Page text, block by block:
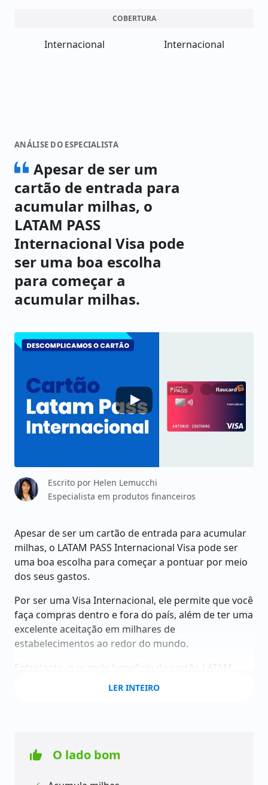
COBERTURA
Internacional Internacional
ANÁLISE DO ESPECIALISTA
Apesar de ser um
cartão de entrada para
acumular milhas, o
LATAM PASS
Internacional Visa pode
ser uma boa escolha
para começar a
acumular milhas.
Escrito por Helen Lemucchi
Especialista em produtos financeiros
Apesar de ser um cartão de entrada para acumular
milhas, o LATAM PASS Internacional Visa pode ser
uma boa escolha para começar a pontuar por meio
dos seus gastos.
Por ser uma Visa Internacional, ele permite que você
faça compras dentro e fora do país, além de ter uma
excelente aceitação em milhares de
estabelecimentos ao redor do mundo.
Entretanto, o grande benefício do cartão LATAM
PASS Internacional Visa está no acúmulo de milhas.
2,5 pontos a cada dólar gasto para membros
do Clube LATAM;
LER INTEIRO
O lado bom